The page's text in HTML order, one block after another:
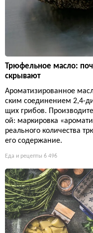
Трюфельное масло:
скрывают
Ароматизированное
ским соединением 2,4-
щих грибов.
ой: маркировка
реального количества
его содержание.
Еда и рецепты 6 496